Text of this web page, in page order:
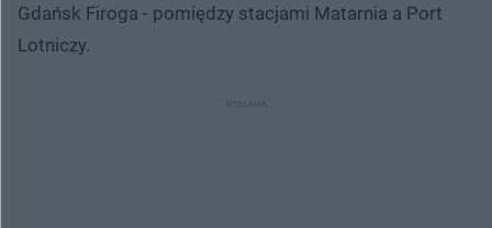
Gdańsk Firoga - pomiędzy stacjami Matarnia a Port
Lotniczy.